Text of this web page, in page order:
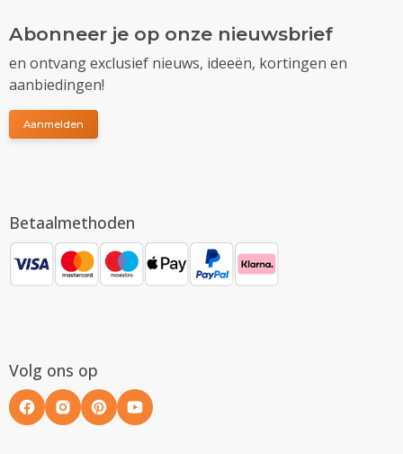
Abonneer je op onze nieuwsbrief
en ontvang exclusief nieuws, ideeën, kortingen en
aanbiedingen!
Aanmelden
Betaalmethoden
Volg ons op